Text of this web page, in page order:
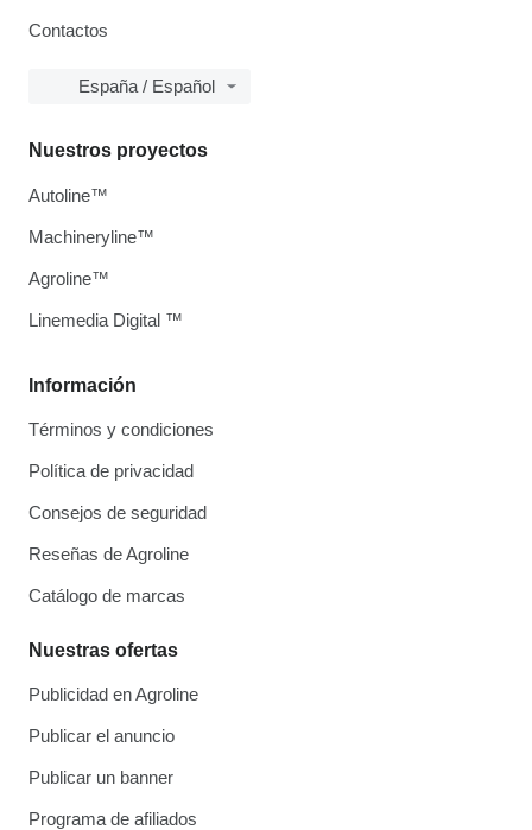
Contactos
España / Español
Información
Términos y condiciones
Política de privacidad
Consejos de seguridad
Reseñas de Agroline
Catálogo de marcas
Nuestras ofertas
Publicidad en Agroline
Publicar el anuncio
Publicar un banner
Programa de afiliados
Nuestros proyectos
Autoline™
Machineryline™
Agroline™
Linemedia Digital ™